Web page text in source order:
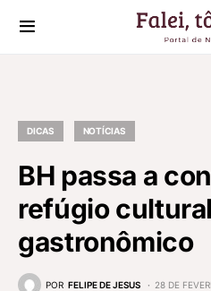
DICAS NOTÍCIAS
BH passa a
refúgio
gastronômico
POR FELIPE DE JESUS
28 DE